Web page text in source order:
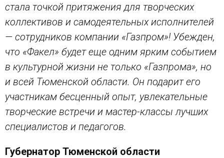
стала точкой притяжения для творческих
коллективов и самодеятельных исполнителей
— сотрудников компании «Газпром»! Убежден,
что «Факел» будет еще одним ярким событием
в культурной жизни не только «Газпрома», но
и всей Тюменской области. Он подарит его
участникам бесценный опыт, увлекательные
творческие встречи и мастер-классы лучших
специалистов и педагогов.
Губернатор Тюменской области